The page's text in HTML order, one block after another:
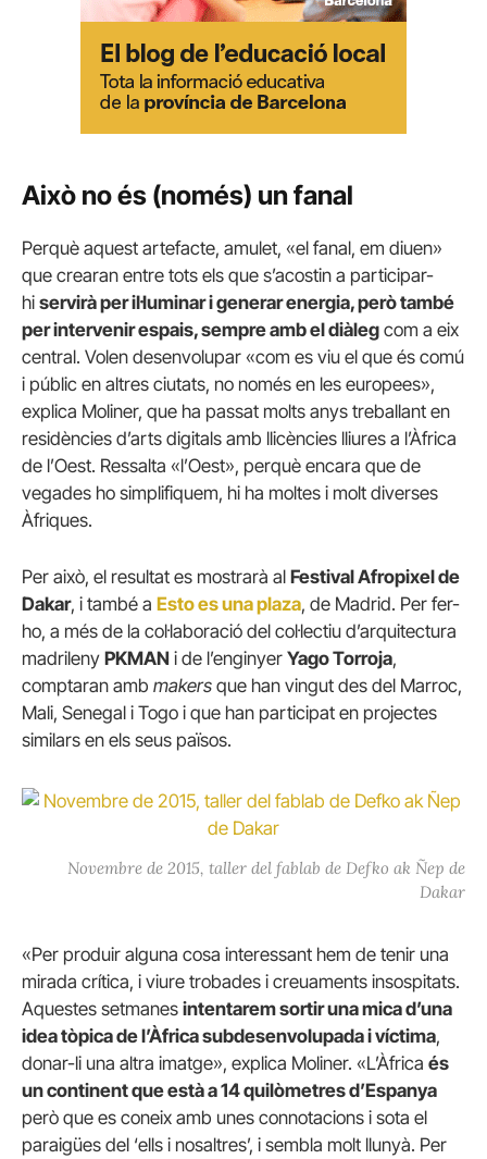
Això no és (només) un fanal
Perquè aquest artefacte, amulet, «el fanal, em diuen»
que crearan entre tots els que s’acostin a participar-
hi servirà per il·luminar i generar energia, però també
per intervenir espais, sempre amb el diàleg com a eix
central. Volen desenvolupar «com es viu el que és comú
i públic en altres ciutats, no només en les europees»,
explica Moliner, que ha passat molts anys treballant en
residències d’arts digitals amb llicències lliures a l’Àfrica
de l’Oest. Ressalta «l’Oest», perquè encara que de
vegades ho simplifiquem, hi ha moltes i molt diverses
Àfriques.
Per això, el resultat es mostrarà al Festival Afropixel de
Dakar, i també a Esto es una plaza, de Madrid. Per fer-
ho, a més de la col·laboració del col·lectiu d’arquitectura
madrileny PKMAN i de l’enginyer Yago Torroja,
comptaran amb makers que han vingut des del Marroc,
Mali, Senegal i Togo i que han participat en projectes
similars en els seus països.
Novembre de 2015, taller del fablab de Defko ak Ñep de
Dakar
«Per produir alguna cosa interessant hem de tenir una
mirada crítica, i viure trobades i creuaments insospitats.
Aquestes setmanes intentarem sortir una mica d’una
idea tòpica de l’Àfrica subdesenvolupada i víctima,
donar-li una altra imatge», explica Moliner. «L’Àfrica és
un continent que està a 14 quilòmetres d’Espanya
però que es coneix amb unes connotacions i sota el
paraigües del ‘ells i nosaltres’, i sembla molt llunyà. Per